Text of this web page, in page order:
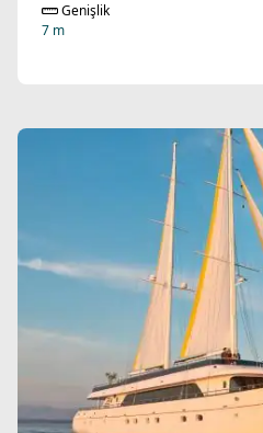
Genişlik
7 m